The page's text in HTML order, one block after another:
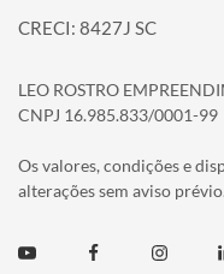
CRECI: 8427J SC
LEO ROSTRO
CNPJ 16.985.833/0001-99
Os valores, condições e
alterações sem aviso prévio.
Youtube Facebook